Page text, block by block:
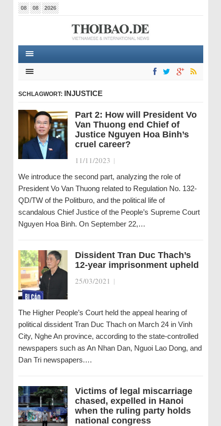
08 08 2026
SCHLAGWORT: INJUSTICE
Part 2: How will President Vo
Van Thuong end Chief of
Justice Nguyen Hoa Binh’s
cruel career?
11/11/2023 |
We introduce the second part, analyzing the role of
President Vo Van Thuong related to Regulation No. 132-
QD/TW of the Politburo, and the political life of
scandalous Chief Justice of the People’s Supreme Court
Nguyen Hoa Binh. On September 22,…
Dissident Tran Duc Thach’s
12-year imprisonment upheld
25/03/2021 |
The Higher People’s Court held the appeal hearing of
political dissident Tran Duc Thach on March 24 in Vinh
City, Nghe An province, according to the state-controlled
newspapers such as An Nhan Dan, Nguoi Lao Dong, and
Dan Tri newspapers.…
Victims of legal miscarriage
chased, expelled in Hanoi
when the ruling party holds
national congress